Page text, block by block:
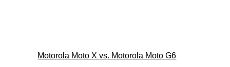
Motorola Moto X vs. Motorola Moto G6